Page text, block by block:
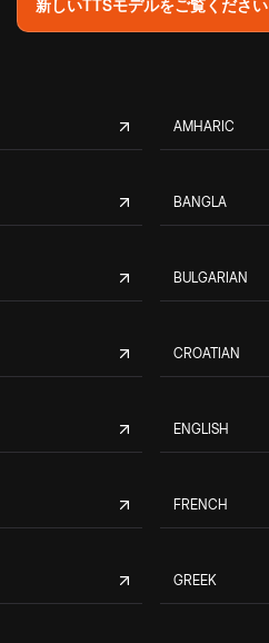
新しいTTSモデルをご覧ください
AMHARIC
BANGLA
BULGARIAN
CROATIAN
ENGLISH
FRENCH
GREEK